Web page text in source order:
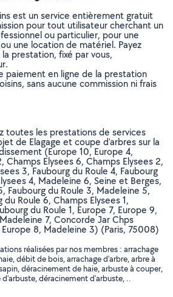
est un service entièrement gratuit
pour tout utilisateur cherchant un
ou particulier, pour une
une location de matériel. Payez
prestation, fixé par vous,
paiement en ligne de la prestation
sans aucune commission ni frais
toutes les prestations de services
de Elagage et coupe d'arbres sur la
(Europe 10, Europe 4,
Champs Elysees 6, Champs Elysees 2,
3, Faubourg du Roule 4, Faubourg
4, Madeleine 6, Seine et Berges,
Faubourg du Roule 3, Madeleine 5,
du Roule 6, Champs Elysees 1,
du Roule 1, Europe 7, Europe 9,
7, Concorde Jar Chps
8, Madeleine 3) (Paris, 75008)
réalisées par nos membres : arrachage
débit de bois, arrachage d'arbre, arbre à
déracinement de haie, arbuste à couper,
déracinement d'arbuste, ..